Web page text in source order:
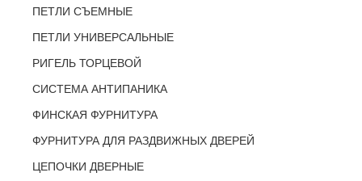
ПЕТЛИ СЪЕМНЫЕ
ПЕТЛИ УНИВЕРСАЛЬНЫЕ
РИГЕЛЬ ТОРЦЕВОЙ
СИСТЕМА АНТИПАНИКА
ФИНСКАЯ ФУРНИТУРА
ФУРНИТУРА ДЛЯ РАЗДВИЖНЫХ ДВЕРЕЙ
ЦЕПОЧКИ ДВЕРНЫЕ